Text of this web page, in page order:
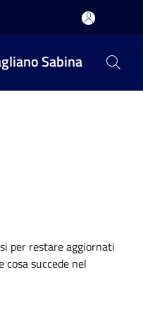
Sabina
per restare aggiornati
succede nel